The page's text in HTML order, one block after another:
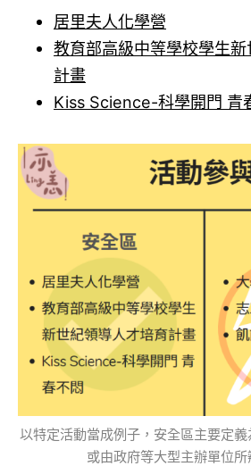
居里夫人化學營
教育部高級中等學校學生
計畫
Kiss Science-科學開門 青
以特定活動當成例子，安全區主要定
或由政府等大型主辦單位